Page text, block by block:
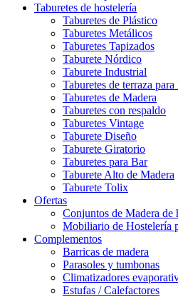
Taburetes de hostelería
Taburetes de Plástico
Taburetes Metálicos
Taburetes Tapizados
Taburete Nórdico
Taburete Industrial
Taburetes de terraza para
Taburetes de Madera
Taburetes con respaldo
Taburetes Vintage
Taburete Diseño
Taburete Giratorio
Taburetes para Bar
Taburete Alto de Madera
Taburete Tolix
Ofertas
Conjuntos de Madera de
Mobiliario de Hostelería
Complementos
Barricas de madera
Parasoles y tumbonas
Climatizadores
Estufas / Calefactores